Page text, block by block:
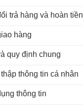
trả hàng và hoàn tiền
hàng
quy định chung
thông tin cá nhân
thông tin